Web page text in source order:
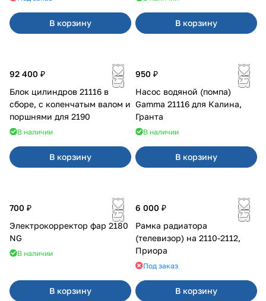
В корзину В корзину
92 400 ₽
Блок цилиндров 21116 в
сборе, с коленчатым валом и
поршнями для 2190
В наличии
В корзину
950 ₽
Насос водяной (помпа)
Gamma 21116 для Калина,
Гранта
В наличии
В корзину
700 ₽
Электрокорректор фар 2180
NG
В наличии
В корзину
6 000 ₽
Рамка радиатора
(телевизор) на 2110-2112,
Приора
Под заказ
В корзину